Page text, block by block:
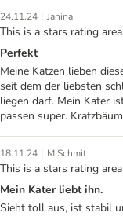
24.11.24 | Janina
This is a stars rating
Perfekt
Meine Katzen lieben
seit dem der liebsten
liegen darf. Mein Kater
passen super.
18.11.24 | M.Schmit
This is a stars rating
Mein Kater liebt ihn.
Sieht toll aus, ist stabil